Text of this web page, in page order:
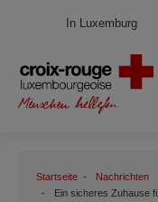
In Luxemburg
Startseite
Nachrichten
Ein sicheres Zuhause